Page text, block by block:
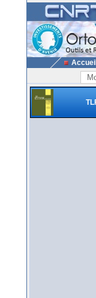
Accueil